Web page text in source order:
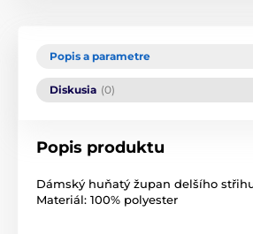
Popis a parametre
Diskusia (0)
Popis produktu
Dámský huňatý župan delšího
Materiál: 100% polyester